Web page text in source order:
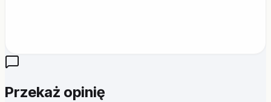
Przekaż opinię